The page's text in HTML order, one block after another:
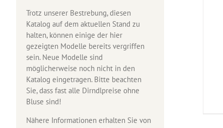
Trotz unserer Bestrebung, diesen
Katalog auf dem aktuellen Stand zu
halten, können einige der hier
gezeigten Modelle bereits vergriffen
sein. Neue Modelle sind
möglicherweise noch nicht in den
Katalog eingetragen. Bitte beachten
Sie, dass fast alle Dirndlpreise ohne
Bluse sind!
Nähere Informationen erhalten Sie von